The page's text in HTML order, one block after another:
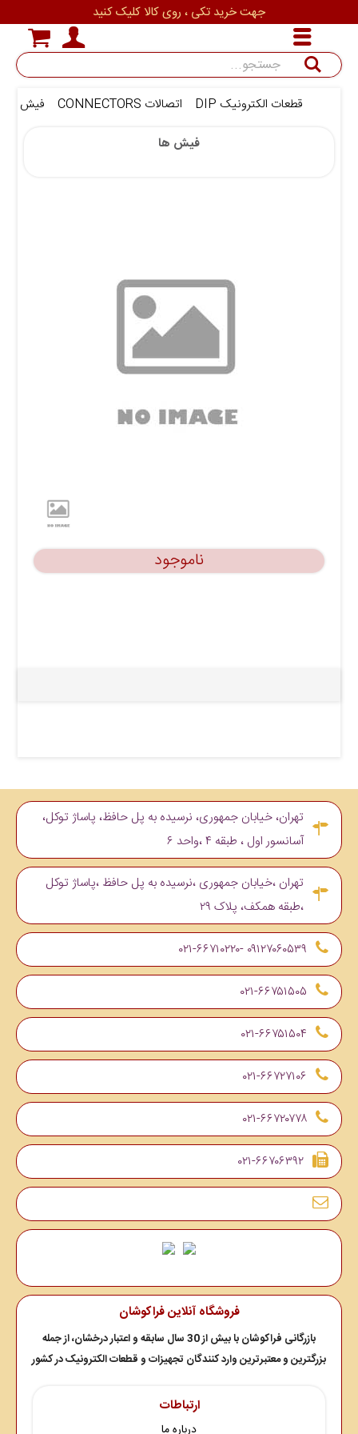
قطعات الکترونیک DIP اتصالات CONNECTORS
فیش ها
فیش ها
ناموجود
تهران، خیابان جمهوری، نرسیده به پل حافظ، پاساژ توکل،
آسانسور اول ، طبقه ۴ ،واحد ۶
تهران ،خیابان جمهوری ،نرسیده به پل حافظ ،پاساژ توکل
،طبقه همکف، پلاک ۲۹
۰۹۱۲۷۰۶۰۵۳۹ -۰۲۱-۶۶۷۱۰۲۲۰
۰۲۱-۶۶۷۵۱۵۰۵
۰۲۱-۶۶۷۵۱۵۰۴
۰۲۱-۶۶۷۲۷۱۰۶
۰۲۱-۶۶۷۲۰۷۷۸
۰۲۱-۶۶۷۰۶۳۹۲
فروشگاه آنلاین فراکوشان
بازرگانی فراکوشان با بیش از 30 سال سابقه و اعتبار درخشان، از جمله
بزرگترین و معتبرترین وارد کنندگان تجهیزات و قطعات الکترونیک در کشور
ارتباطات
درباره ما
جهت خرید تکی ، روی کالا کلیک کنید